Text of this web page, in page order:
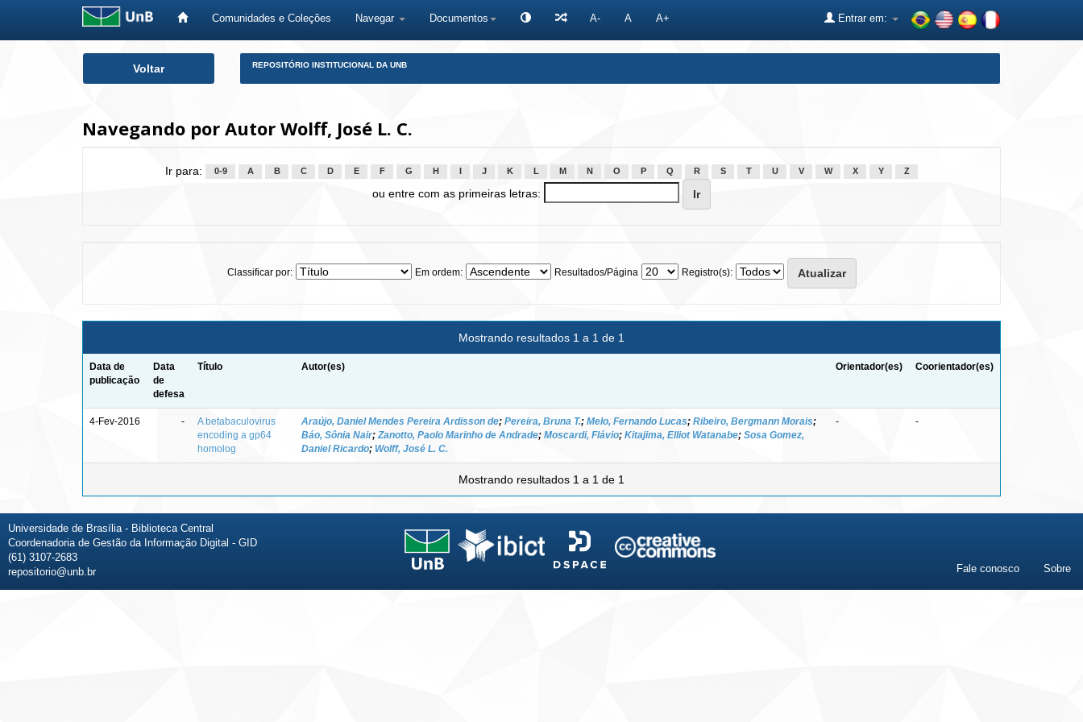
Comunidades e Coleções Navegar Documentos A- A A+ Entrar em:
Voltar REPOSITÓRIO INSTITUCIONAL DA UNB
Navegando por Autor Wolff, José L. C.
Ir para: 0-9 A B C D E F G H J K L M N O P Q R S T U V W X Y Z
ou entre com as primeiras letras:
Classificar por: Em ordem: Resultados/Página Registro(s):
Mostrando resultados 1 a 1 de 1
Data de
publicação
Data
de
defesa
Título Autor(es) Orientador(es) Coorientador(es)
4-Fev-2016 -
A betabaculovirus
encoding a gp64
homolog
Araújo, Daniel Mendes Pereira Ardisson de; Pereira, Bruna T.; Melo, Fernando Lucas; Ribeiro, Bergmann Morais;
Báo, Sônia Nair; Zanotto, Paolo Marinho de Andrade; Moscardi, Flávio; Kitajima, Elliot Watanabe; Sosa Gomez,
Daniel Ricardo; Wolff, José L. C.
- -
Mostrando resultados 1 a 1 de 1
Universidade de Brasília - Biblioteca Central
Coordenadoria de Gestão da Informação Digital - GID
(61) 3107-2683
repositorio@unb.br
Fale conosco Sobre